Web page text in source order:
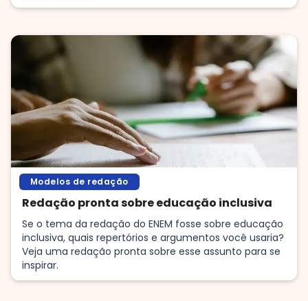
Modelos de redação
Redação pronta sobre educação inclusiva
Se o tema da redação do ENEM fosse sobre educação
inclusiva, quais repertórios e argumentos você usaria?
Veja uma redação pronta sobre esse assunto para se
inspirar.